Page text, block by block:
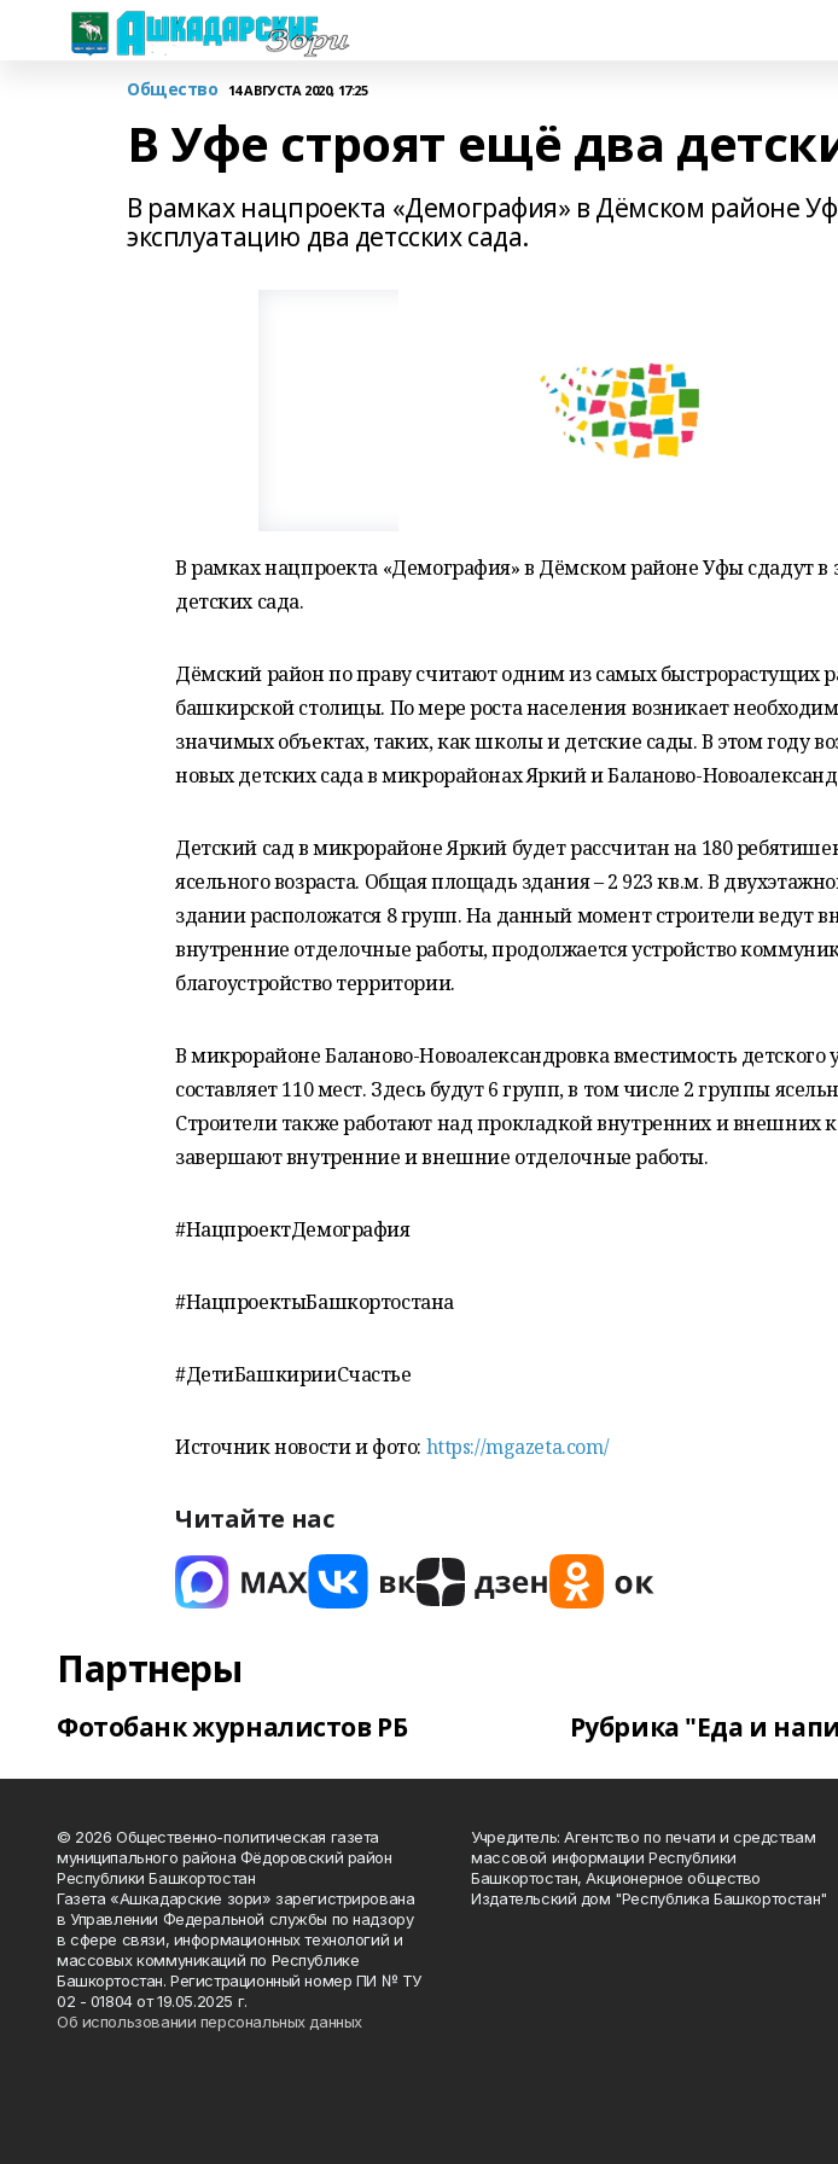
Общество 14 АВГУСТА 2020, 17:25
В Уфе строят ещё два
В рамках нацпроекта «Демография» в Дёмском районе
эксплуатацию два детсских сада.
В рамках нацпроекта «Демография» в Дёмском районе Уфы сдадут в
детских сада.
Дёмский район по праву считают одним из самых быстрорастущих
башкирской столицы. По мере роста населения возникает
значимых объектах, таких, как школы и детские сады. В этом году
новых детских сада в микрорайонах Яркий и Баланово-
Детский сад в микрорайоне Яркий будет рассчитан на 180
ясельного возраста. Общая площадь здания – 2 923 кв.м. В
здании расположатся 8 групп. На данный момент строители ведут
внутренние отделочные работы, продолжается устройство
благоустройство территории.
В микрорайоне Баланово-Новоалександровка вместимость
составляет 110 мест. Здесь будут 6 групп, в том числе 2 группы
Строители также работают над прокладкой внутренних и внешних
завершают внутренние и внешние отделочные работы.
#НацпроектДемография
#НацпроектыБашкортостана
#ДетиБашкирииСчастье
Источник новости и фото: https://mgazeta.com/
Читайте нас
Партнеры
Фотобанк журналистов РБ Рубрика "Еда и
© 2026 Общественно-политическая газета
муниципального района Фёдоровский район
Республики Башкортостан
Газета «Ашкадарские зори» зарегистрирована
в Управлении Федеральной службы по надзору
в сфере связи, информационных технологий и
массовых коммуникаций по Республике
Башкортостан. Регистрационный номер ПИ № ТУ
02 - 01804 от 19.05.2025 г.
Об использовании персональных данных
Учредитель: Агентство по печати и средствам
массовой информации Республики
Башкортостан, Акционерное общество
Издательский дом "Республика Башкортостан"